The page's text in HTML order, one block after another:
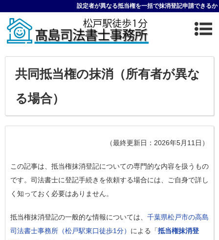
設定者が異なる抵当権を一括で抹消登記申請できるか
共同抵当権の抹消（所有者が異な
る場合）
（最終更新日：2026年5月11日）
この記事は、抵当権抹消登記についての専門的な内容を扱うもの
です。司法書士に登記手続きを依頼する場合には、ご自身で詳し
く知っておく必要はありません。
抵当権抹消登記の一般的な情報については、 千葉県松戸市の高島
司法書士事務所（松戸駅東口徒歩1分） による「抵当権抹消登